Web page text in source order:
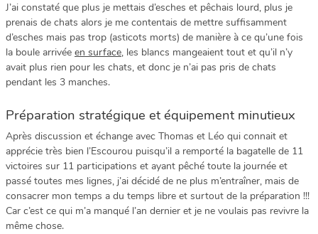
J’ai constaté que plus je mettais d’esches et pêchais lourd, plus je
prenais de chats alors je me contentais de mettre suffisamment
d’esches mais pas trop (asticots morts) de manière à ce qu’une fois
la boule arrivée en surface, les blancs mangeaient tout et qu’il n’y
avait plus rien pour les chats, et donc je n’ai pas pris de chats
pendant les 3 manches.
Préparation stratégique et équipement minutieux
Après discussion et échange avec Thomas et Léo qui connait et
apprécie très bien l’Escourou puisqu’il a remporté la bagatelle de 11
victoires sur 11 participations et ayant pêché toute la journée et
passé toutes mes lignes, j’ai décidé de ne plus m’entraîner, mais de
consacrer mon temps a du temps libre et surtout de la préparation !!!
Car c’est ce qui m’a manqué l’an dernier et je ne voulais pas revivre la
même chose.